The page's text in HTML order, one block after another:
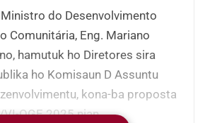
Ministro do Desenvolvimento
Comunitária, Eng. Mariano
hamutuk ho Diretores sira
ho Komisaun D Assuntu
kona-ba proposta
OGE 2025 nian.